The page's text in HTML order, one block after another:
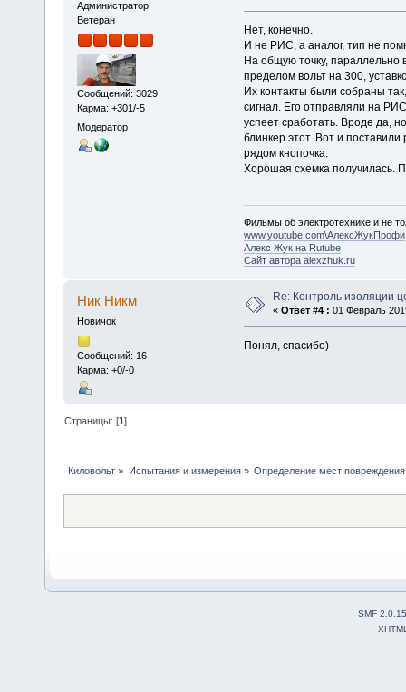
Администратор
Ветеран
Сообщений: 3029
Карма: +301/-5
Модератор
Нет, конечно.
И не РИС, а аналог, тип не
На общую точку, параллельно
пределом вольт на 300,
Их контакты были собраны
сигнал. Его отправляли на
успеет сработать. Вроде да,
блинкер этот. Вот и
рядом кнопочка.
Хорошая схемка получилась.
Фильмы об электротехнике и не
www.youtube.com\АлексЖукПрофи
Алекс Жук на Rutube
Сайт автора alexzhuk.ru
Ник Никм
Новичок
Сообщений: 16
Карма: +0/-0
Re: Контроль изоляции
« Ответ #4 : 01 Февраль
Понял, спасибо)
Страницы: [1]
Киловольт » Испытания и измерения» Определение мест повреждения
SMF 2.0.15